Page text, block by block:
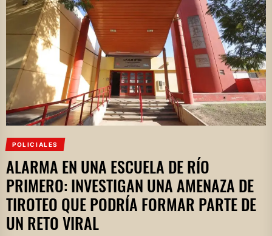
POLICIALES
ALARMA EN UNA ESCUELA DE RÍO
PRIMERO: INVESTIGAN UNA AMENAZA DE
TIROTEO QUE PODRÍA FORMAR PARTE DE
UN RETO VIRAL